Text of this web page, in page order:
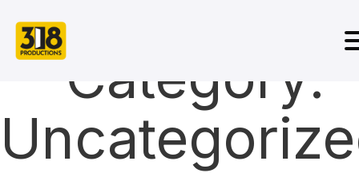
Category: